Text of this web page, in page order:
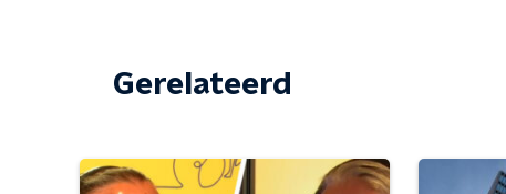
Gerelateerd